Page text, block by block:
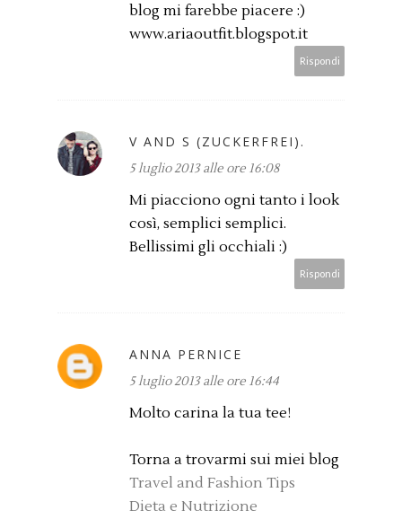
blog mi farebbe piacere :)
www.ariaoutfit.blogspot.it
Rispondi
V AND S (ZUCKERFREI).
5 luglio 2013 alle ore 16:08
Mi piacciono ogni tanto i look
così, semplici semplici.
Bellissimi gli occhiali :)
Rispondi
ANNA PERNICE
5 luglio 2013 alle ore 16:44
Molto carina la tua tee!
Torna a trovarmi sui miei blog
Travel and Fashion Tips
Dieta e Nutrizione